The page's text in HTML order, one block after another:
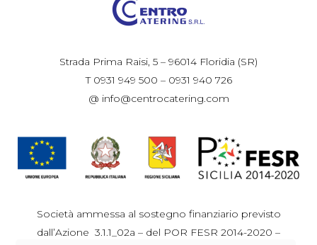
Strada Prima Raisi, 5 – 96014 Floridia (SR)
T 0931 949 500 – 0931 940 726
@ info@centrocatering.com
Società ammessa al sostegno finanziario previsto
dall’Azione 3.1.1_02a – del POR FESR 2014-2020 –